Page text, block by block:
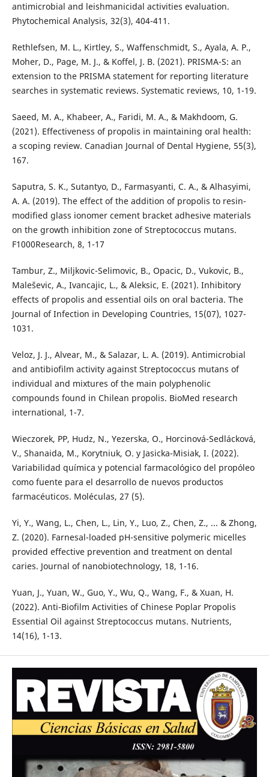
antimicrobial and leishmanicidal activities evaluation.
Phytochemical Analysis, 32(3), 404-411.
Rethlefsen, M. L., Kirtley, S., Waffenschmidt, S., Ayala, A. P.,
Moher, D., Page, M. J., & Koffel, J. B. (2021). PRISMA-S: an
extension to the PRISMA statement for reporting literature
searches in systematic reviews. Systematic reviews, 10, 1-19.
Saeed, M. A., Khabeer, A., Faridi, M. A., & Makhdoom, G.
(2021). Effectiveness of propolis in maintaining oral health:
a scoping review. Canadian Journal of Dental Hygiene, 55(3),
167.
Saputra, S. K., Sutantyo, D., Farmasyanti, C. A., & Alhasyimi,
A. A. (2019). The effect of the addition of propolis to resin-
modified glass ionomer cement bracket adhesive materials
on the growth inhibition zone of Streptococcus mutans.
F1000Research, 8, 1-17
Tambur, Z., Miljkovic-Selimovic, B., Opacic, D., Vukovic, B.,
Maleševic, A., Ivancajic, L., & Aleksic, E. (2021). Inhibitory
effects of propolis and essential oils on oral bacteria. The
Journal of Infection in Developing Countries, 15(07), 1027-
1031.
Veloz, J. J., Alvear, M., & Salazar, L. A. (2019). Antimicrobial
and antibiofilm activity against Streptococcus mutans of
individual and mixtures of the main polyphenolic
compounds found in Chilean propolis. BioMed research
international, 1-7.
Wieczorek, PP, Hudz, N., Yezerska, O., Horcinová-Sedlácková,
V., Shanaida, M., Korytniuk, O. y Jasicka-Misiak, I. (2022).
Variabilidad química y potencial farmacológico del propóleo
como fuente para el desarrollo de nuevos productos
farmacéuticos. Moléculas, 27 (5).
Yi, Y., Wang, L., Chen, L., Lin, Y., Luo, Z., Chen, Z., ... & Zhong,
Z. (2020). Farnesal-loaded pH-sensitive polymeric micelles
provided effective prevention and treatment on dental
caries. Journal of nanobiotechnology, 18, 1-16.
Yuan, J., Yuan, W., Guo, Y., Wu, Q., Wang, F., & Xuan, H.
(2022). Anti-Biofilm Activities of Chinese Poplar Propolis
Essential Oil against Streptococcus mutans. Nutrients,
14(16), 1-13.